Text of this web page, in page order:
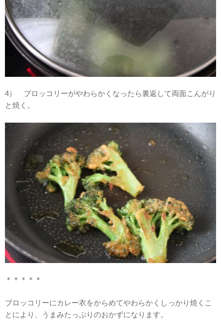
4） ブロッコリーがやわらかくなったら裏返して両面こんがり
と焼く。
＊＊＊＊＊
ブロッコリーにカレー衣をからめてやわらかくしっかり焼くこ
とにより、うまみたっぷりのおかずになります。